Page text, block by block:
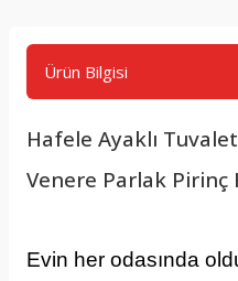
Ürün Bilgisi
Hafele Ayaklı Tuvalet
Venere Parlak Pirinç
Evin her odasında